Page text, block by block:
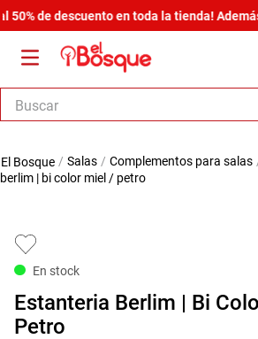
de descuento en toda la tienda! Además,
Buscar
salas complementos para salas
berlim | bi color miel / petro
En stock
Estanteria Berlim | Bi
Petro
1.
armario
.
armario lux
6.
cama